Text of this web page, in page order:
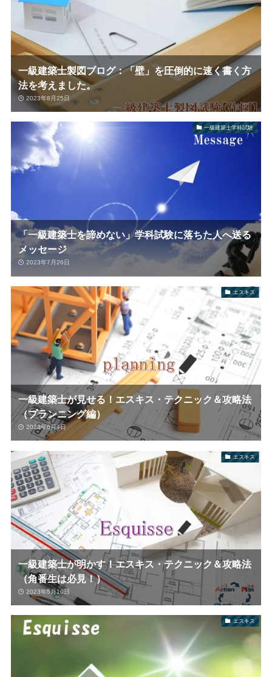
一級建築士製図ブログ：「壁」を圧倒的に速く書く方
法を考えました。
2023年8月25日
一級建築士学科試験
「一級建築士を諦めない」学科試験に落ちた人へ送る
メッセージ
2023年7月26日
エスキス
一級建築士が見せる！エスキス・テクニック＆攻略法
（プランニング編）
2023年6月4日
エスキス
一級建築士が明かす！エスキス・テクニック＆攻略法
（角番生は必見！）
2023年5月10日
エスキス